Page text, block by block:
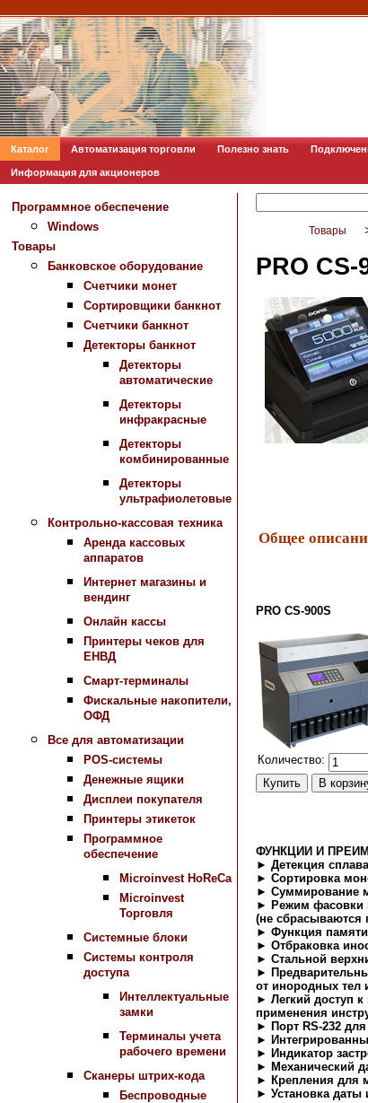
Каталог Автоматизация торговли Полезно знать
Информация для акционеров
Программное обеспечение
Windows
Товары
Банковское оборудование
Счетчики монет
Сортировщики банкнот
Счетчики банкнот
Детекторы банкнот
Детекторы
автоматические
Детекторы
инфракрасные
Детекторы
комбинированные
Детекторы
ультрафиолетовые
Контрольно-кассовая техника
Аренда кассовых
аппаратов
Интернет магазины и
вендинг
Онлайн кассы
Принтеры чеков для
ЕНВД
Смарт-терминалы
Фискальные накопители,
ОФД
Все для автоматизации
POS-системы
Денежные ящики
Дисплеи покупателя
Принтеры этикеток
Программное
обеспечение
Microinvest HoReCa
Microinvest
Торговля
Системные блоки
Системы контроля
доступа
Интеллектуальные
замки
Терминалы учета
рабочего времени
Сканеры штрих-кода
Беспроводные
Товары
PRO CS-
Общее
PRO CS-900S
Количество:
ФУНКЦИИ И
► Детекция
► Сортировка
► Суммирование
► Режим фасовки
(не сбрасываются
► Функция
► Отбраковка
► Стальной
►
от инородных тел
► Легкий доступ
применения
► Порт RS-232
►
► Индикатор
► Механический
► Крепления для
► Установка даты